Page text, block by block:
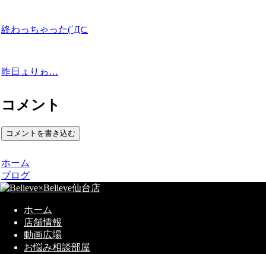
終わっちゃった(´Д⊂
昨日ょりゎ…
コメント
コメントを書き込む
ホーム
ブログ
ホーム
店舗情報
動画広場
お悩み相談部屋